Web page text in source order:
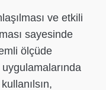
ve etkili
sayesinde
ölçüde